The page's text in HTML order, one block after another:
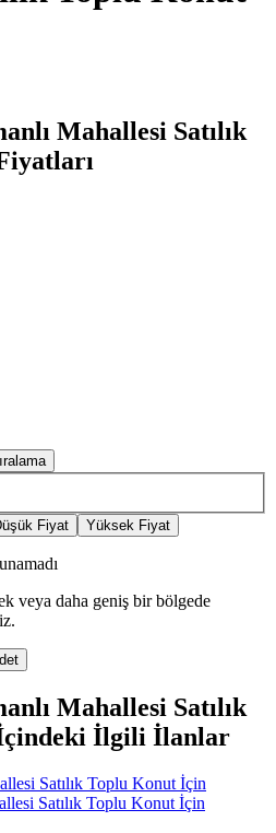
Mahallesi Satılık
Fiyat Yüksek Fiyat
veya daha geniş bir bölgede
Mahallesi Satılık
İlgili İlanlar
Satılık Toplu Konut İçin
Satılık Toplu Konut İçin